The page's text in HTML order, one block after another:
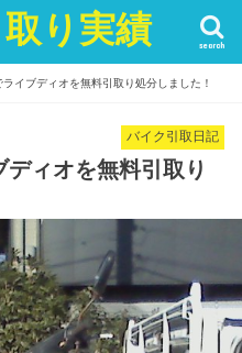
り実績 search
イブディオを無料引取り処分しました！
バイク引取日記
ィオを無料引取り